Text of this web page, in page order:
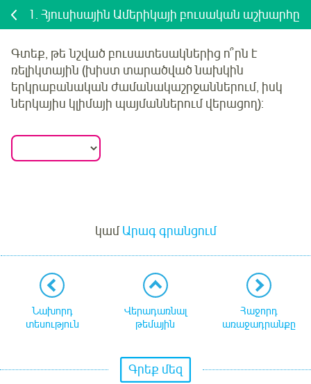
1. Հյուսիսային Ամերիկայի բուսական աշխարհը
Գտեք, թե նշված բուսատեսակներից ո՞րն է
ռելիկտային (խիստ տարածված նախկին
երկրաբանական ժամանակաշրջաններում, իսկ
ներկայիս կլիմայի պայմաններում վերացող):
կամԱրագ գրանցում
Նախորդ
տեսություն
Վերադառնալ
թեմային
Հաջորդ
առաջադրանքը
Գրեք մեզ